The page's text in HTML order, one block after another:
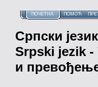
ПОЧЕТНА ПОМОЋ
Српски
Srpski jezik
и